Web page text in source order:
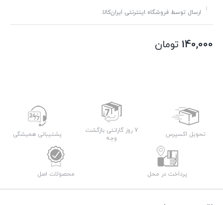
ارسال توسط فروشگاه اینترنتی ایران‌کالا.
140,000 تومان
تحویل اکسپرس
7 روز گارانتی بازگشت
وجه
پشتیبانی همیشگی
پرداخت در محل محصولات اصل